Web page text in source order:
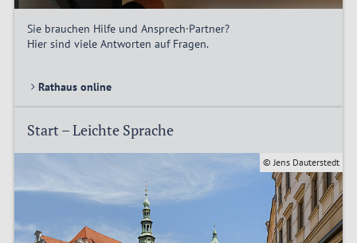
Sie brauchen Hilfe und Ansprech·Partner?
Hier sind viele Antworten auf Fragen.
Rathaus online
Start – Leichte Sprache
© Jens Dauterstedt